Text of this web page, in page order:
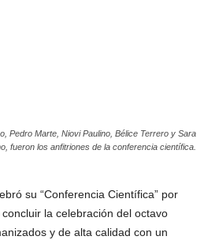
Pedro Marte, Niovi Paulino, Bélice Terrero y Sara
fueron los anfitriones de la conferencia científica.
su “Conferencia Científica” por
la celebración del octavo
y de alta calidad con un